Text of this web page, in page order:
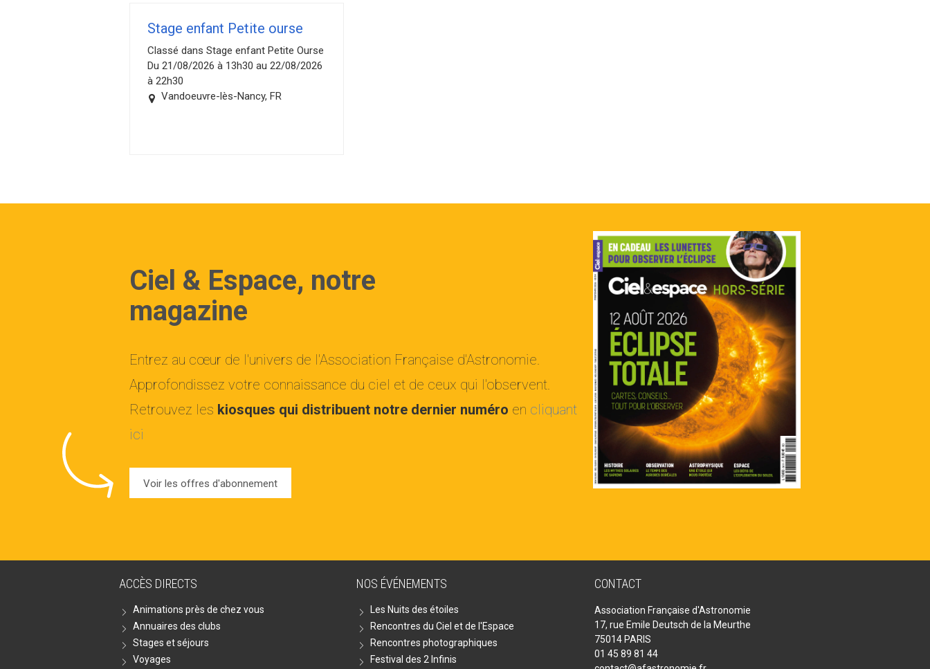
Stage enfant Petite ourse
Classé dans Stage enfant Petite Ourse
Du 21/08/2026 à 13h30 au 22/08/2026
à 22h30
Vandoeuvre-lès-Nancy, FR
Ciel & Espace, notre
magazine
Entrez au cœur de l'univers de l'Association Française d'Astronomie.
Approfondissez votre connaissance du ciel et de ceux qui l'observent.
Retrouvez les kiosques qui distribuent notre dernier numéro en cliquant
ici
Voir les offres d'abonnement
ACCÈS DIRECTS
Animations près de chez vous
Annuaires des clubs
Stages et séjours
Voyages
NOS ÉVÉNEMENTS
Les Nuits des étoiles
Rencontres du Ciel et de l'Espace
Rencontres photographiques
Festival des 2 Infinis
CONTACT
Association Française d'Astronomie
17, rue Emile Deutsch de la Meurthe
75014 PARIS
01 45 89 81 44